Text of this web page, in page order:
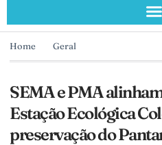
Home Geral
SEMA e PMA
Estação Ecológica
preservação do